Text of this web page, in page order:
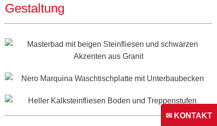
Gestaltung
✉ KONTAKT